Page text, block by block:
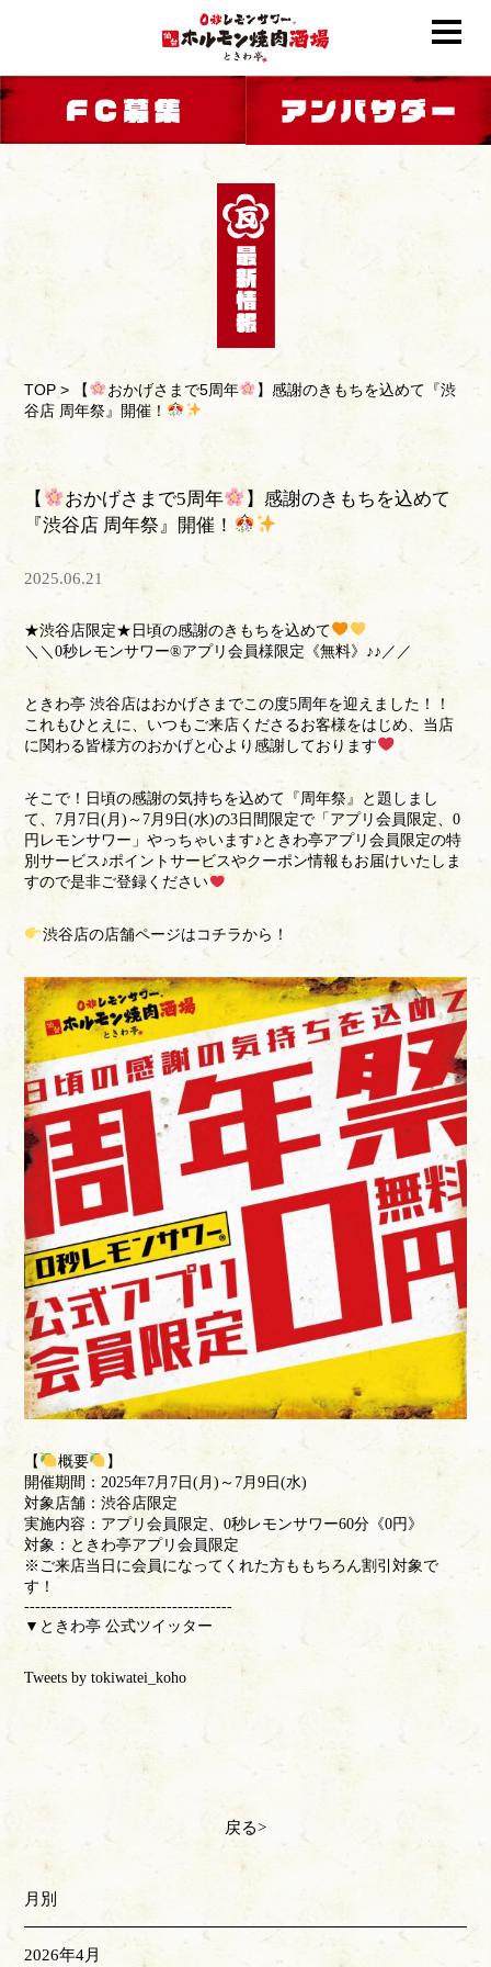
TOP > 【 おかげさまで5周年
】感謝のきもちを込めて『渋
谷店 周年祭』開催！
【 おかげさまで5周年
】感謝のきもちを込めて
『渋谷店 周年祭』開催！
2025.06.21
★渋谷店限定★日頃の感謝のきもちを込めて
＼＼0秒レモンサワー®アプリ会員様限定《無料》♪♪／／
ときわ亭 渋谷店はおかげさまでこの度5周年を迎えました！！
これもひとえに、いつもご来店くださるお客様をはじめ、当店
に関わる皆様方のおかげと心より感謝しております
そこで！日頃の感謝の気持ちを込めて『周年祭』と題しまし
て、7月7日(月)～7月9日(水)の3日間限定で「アプリ会員限定、0
円レモンサワー」やっちゃいます♪ときわ亭アプリ会員限定の特
別サービス♪ポイントサービスやクーポン情報もお届けいたしま
すので是非ご登録ください
渋谷店の店舗ページはコチラから！
【 概要
】
開催期間：2025年7月7日(月)～7月9日(水)
対象店舗：渋谷店限定
実施内容：アプリ会員限定、0秒レモンサワー60分《0円》
対象：ときわ亭アプリ会員限定
※ご来店当日に会員になってくれた方ももちろん割引対象で
す！
--------------------------------------
▼ときわ亭 公式ツイッター
Tweets by tokiwatei_koho
戻る
月別
2026年4月